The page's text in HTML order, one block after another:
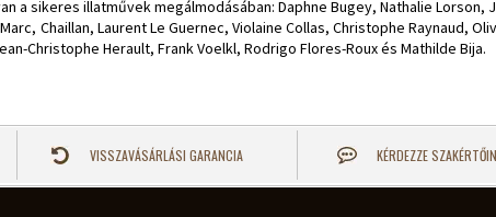
a sikeres illatművek megálmodásában: Daphne Bugey, Nathalie Lorson,
Chaillan, Laurent Le Guernec, Violaine Collas, Christophe Raynaud,
Christophe Herault, Frank Voelkl, Rodrigo Flores-Roux és Mathilde Bija.
VISSZAVÁSÁRLÁSI GARANCIA KÉRDEZZE